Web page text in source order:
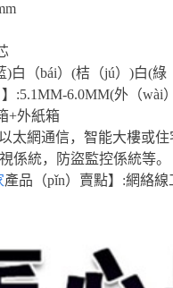
)白（bái）(桔（jú）)白(
】:5.1MM-6.0MM(外（wài
+外紙箱
太網通信，智能大樓或
係統，防盜監控係統等。
產品（pǐn）賣點】:網絡